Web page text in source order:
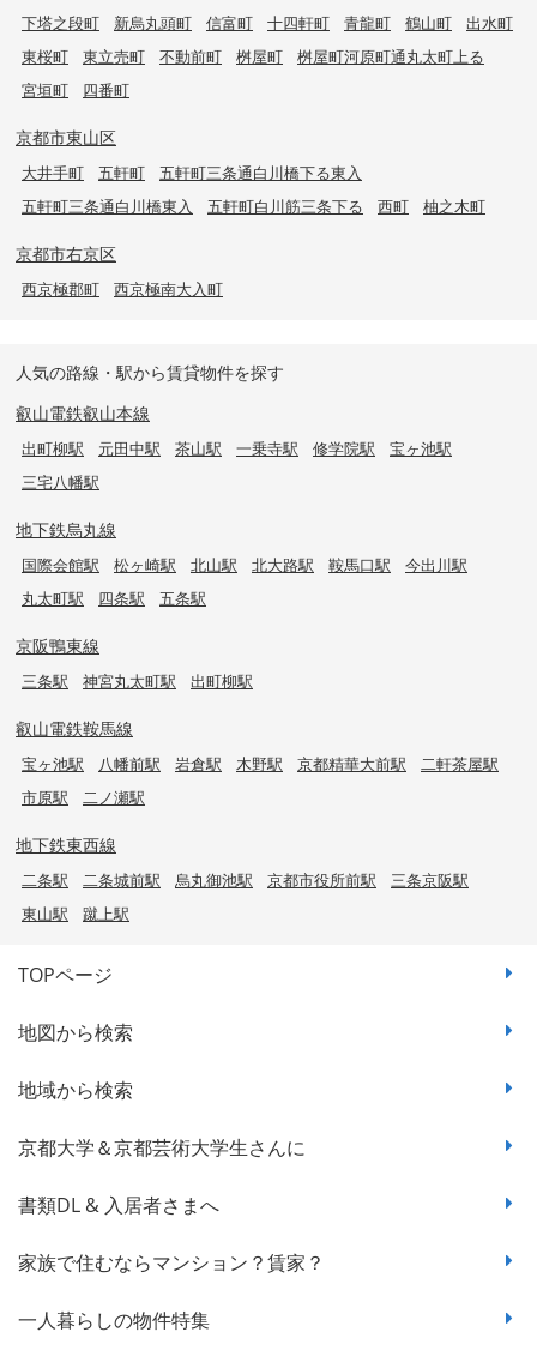
下塔之段町
新烏丸頭町 信富町 十四軒町 青龍町 鶴山町
出水町
東桜町
東立売町 不動前町 桝屋町
桝屋町河原町通丸太町上る
宮垣町
四番町
京都市東山区
大井手町 五軒町
五軒町三条通白川橋下る東入
五軒町三条通白川橋東入
五軒町白川筋三条下る 西町 柚之木町
京都市右京区
西京極郡町 西京極南大入町
人気の路線・駅から賃貸物件を探す
叡山電鉄叡山本線
出町柳駅 元田中駅 茶山駅 一乗寺駅 修学院駅
宝ヶ池駅
三宅八幡駅
地下鉄烏丸線
国際会館駅 松ヶ崎駅 北山駅 北大路駅 鞍馬口駅
今出川駅
丸太町駅
四条駅 五条駅
京阪鴨東線
三条駅 神宮丸太町駅 出町柳駅
叡山電鉄鞍馬線
宝ヶ池駅 八幡前駅 岩倉駅 木野駅 京都精華大前駅
二軒茶屋駅
市原駅
二ノ瀬駅
地下鉄東西線
二条駅 二条城前駅 烏丸御池駅 京都市役所前駅
三条京阪駅
東山駅
蹴上駅
TOPページ
地図から検索
地域から検索
京都大学＆京都芸術大学生さんに
書類DL & 入居者さまへ
家族で住むならマンション？賃家？
一人暮らしの物件特集